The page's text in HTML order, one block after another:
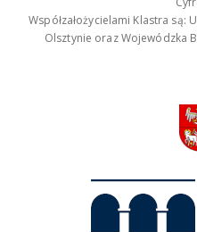
Współzałożycielami Klastra są:
Olsztynie oraz Wojewódzka